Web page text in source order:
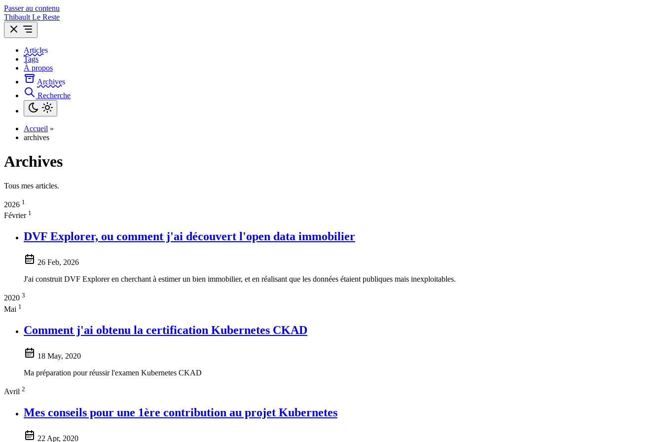
Passer au contenu
Thibault Le Reste
Articles
Tags
À propos
Archives
Recherche
Accueil »
archives
Archives
Tous mes articles.
2026 1
Février 1
DVF Explorer, ou comment j'ai découvert l'open data immobilier
26 Feb, 2026
J'ai construit DVF Explorer en cherchant à estimer un bien immobilier, et en réalisant que les données étaient publiques mais inexploitables.
2020 3
Mai 1
Comment j'ai obtenu la certification Kubernetes CKAD
18 May, 2020
Ma préparation pour réussir l'examen Kubernetes CKAD
Avril 2
Mes conseils pour une 1ère contribution au projet Kubernetes
22 Apr, 2020